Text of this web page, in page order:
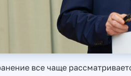
все чаще